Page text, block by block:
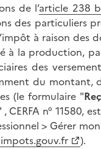
de l’article 238
des particuliers
à raison des
à la production,
des
du montant,
(le formulaire "
, CERFA n° 11580,
> Gérer
).